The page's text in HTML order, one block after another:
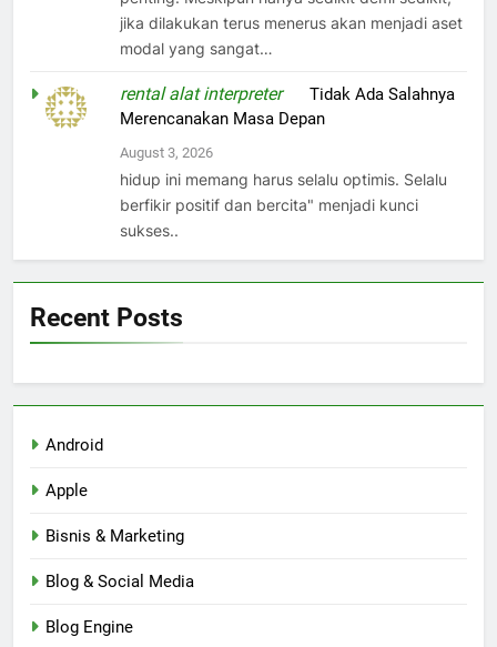
jika dilakukan terus menerus akan menjadi aset
modal yang sangat…
rental alat interpreteronTidak Ada Salahnya
Merencanakan Masa Depan
August 3, 2026
hidup ini memang harus selalu optimis. Selalu
berfikir positif dan bercita" menjadi kunci
sukses..
Recent Posts
Android
Apple
Bisnis & Marketing
Blog & Social Media
Blog Engine